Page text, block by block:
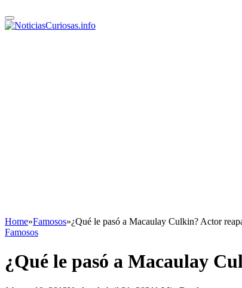
Home»Famosos»¿Qué le pasó a Macaulay Culkin? Actor
Famosos
¿Qué le pasó a Macaulay